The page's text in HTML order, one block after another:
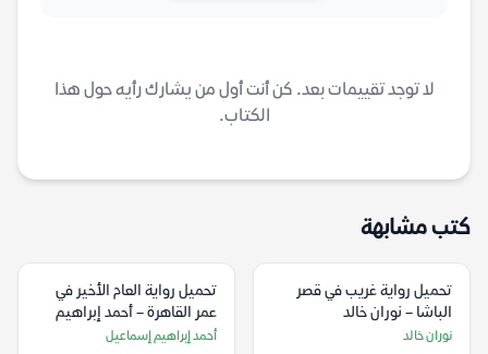
لا توجد تقييمات بعد. كن أنت أول من يشارك رأيه حول هذا
الكتاب.
كتب مشابهة
تحميل رواية غريب في قصر
الباشا – نوران خالد
نوران خالد
تحميل رواية العام الأخير في
عمر القاهرة – أحمد إبراهيم
إسماعيل
أحمد إبراهيم إسماعيل